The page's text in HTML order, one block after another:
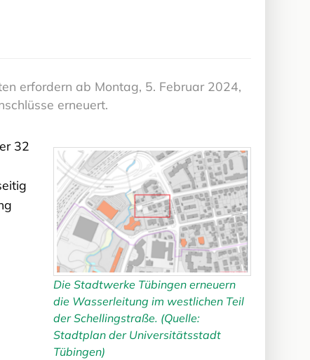
erfordern ab Montag, 5. Februar 2024,
erneuert.
Die Stadtwerke Tübingen erneuern
die Wasserleitung im westlichen Teil
der Schellingstraße. (Quelle:
Stadtplan der Universitätsstadt
Tübingen)
32